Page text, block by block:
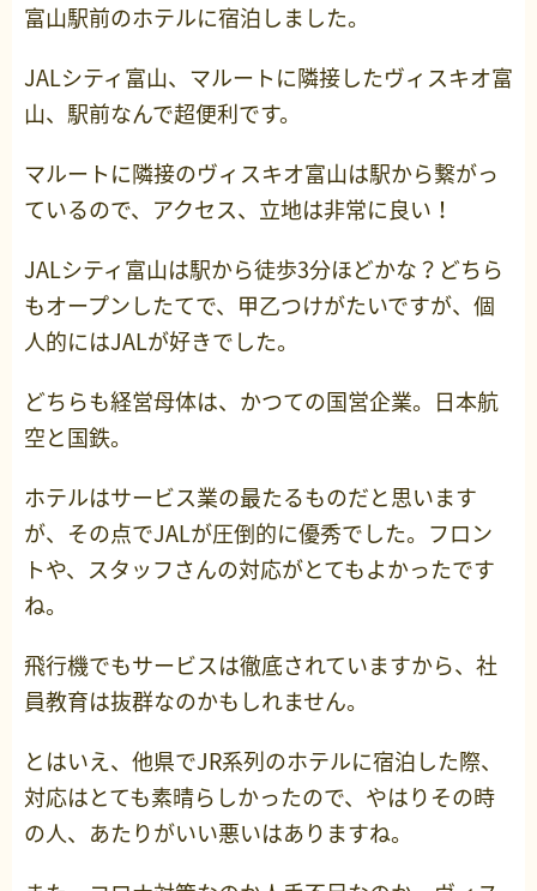
富山駅前のホテルに宿泊しました。
JALシティ富山、マルートに隣接したヴィスキオ富
山、駅前なんで超便利です。
マルートに隣接のヴィスキオ富山は駅から繋がっ
ているので、アクセス、立地は非常に良い！
JALシティ富山は駅から徒歩3分ほどかな？どちら
もオープンしたてで、甲乙つけがたいですが、個
人的にはJALが好きでした。
どちらも経営母体は、かつての国営企業。日本航
空と国鉄。
ホテルはサービス業の最たるものだと思います
が、その点でJALが圧倒的に優秀でした。フロン
トや、スタッフさんの対応がとてもよかったです
ね。
飛行機でもサービスは徹底されていますから、社
員教育は抜群なのかもしれません。
とはいえ、他県でJR系列のホテルに宿泊した際、
対応はとても素晴らしかったので、やはりその時
の人、あたりがいい悪いはありますね。